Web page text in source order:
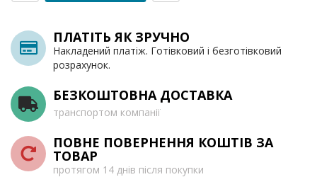
ПЛАТІТЬ ЯК ЗРУЧНО
Накладений платіж. Готівковий і безготівковий
розрахунок.
БЕЗКОШТОВНА ДОСТАВКА
транспортом компанії
ПОВНЕ ПОВЕРНЕННЯ КОШТІВ ЗА
ТОВАР
протягом 14 днів після покупки